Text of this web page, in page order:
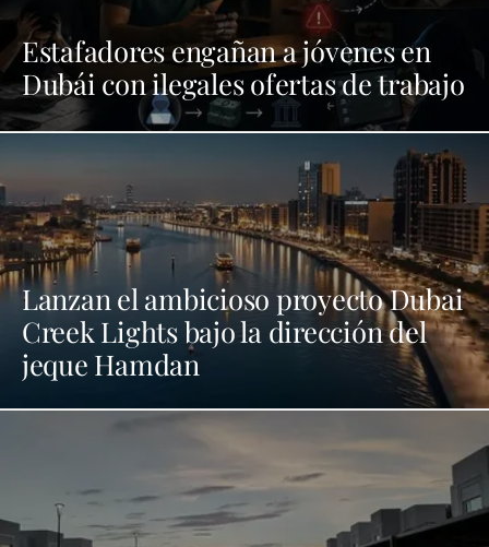
Estafadores engañan a jóvenes en
Dubái con ilegales ofertas de trabajo
Lanzan el ambicioso proyecto Dubai
Creek Lights bajo la dirección del
jeque Hamdan